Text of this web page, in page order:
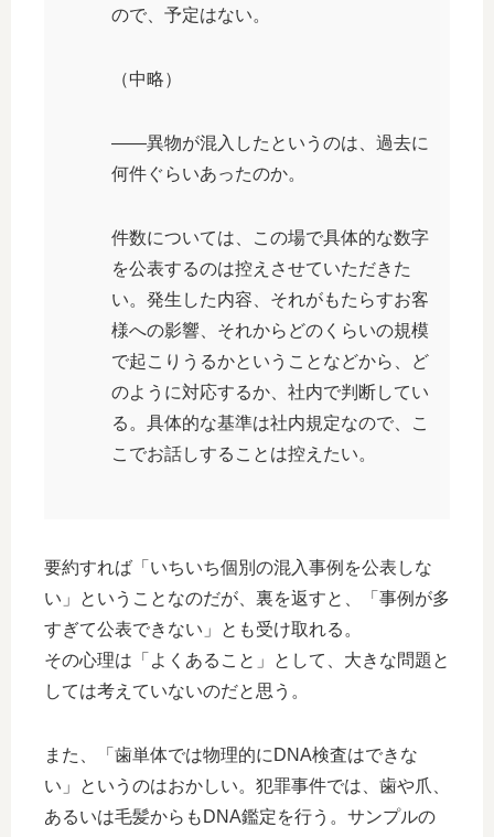
ので、予定はない。
（中略）
――異物が混入したというのは、過去に
何件ぐらいあったのか。
件数については、この場で具体的な数字
を公表するのは控えさせていただきた
い。発生した内容、それがもたらすお客
様への影響、それからどのくらいの規模
で起こりうるかということなどから、ど
のように対応するか、社内で判断してい
る。具体的な基準は社内規定なので、こ
こでお話しすることは控えたい。
要約すれば「いちいち個別の混入事例を公表しな
い」ということなのだが、裏を返すと、「事例が多
すぎて公表できない」とも受け取れる。
その心理は「よくあること」として、大きな問題と
しては考えていないのだと思う。
また、「歯単体では物理的にDNA検査はできな
い」というのはおかしい。犯罪事件では、歯や爪、
あるいは毛髪からもDNA鑑定を行う。サンプルの